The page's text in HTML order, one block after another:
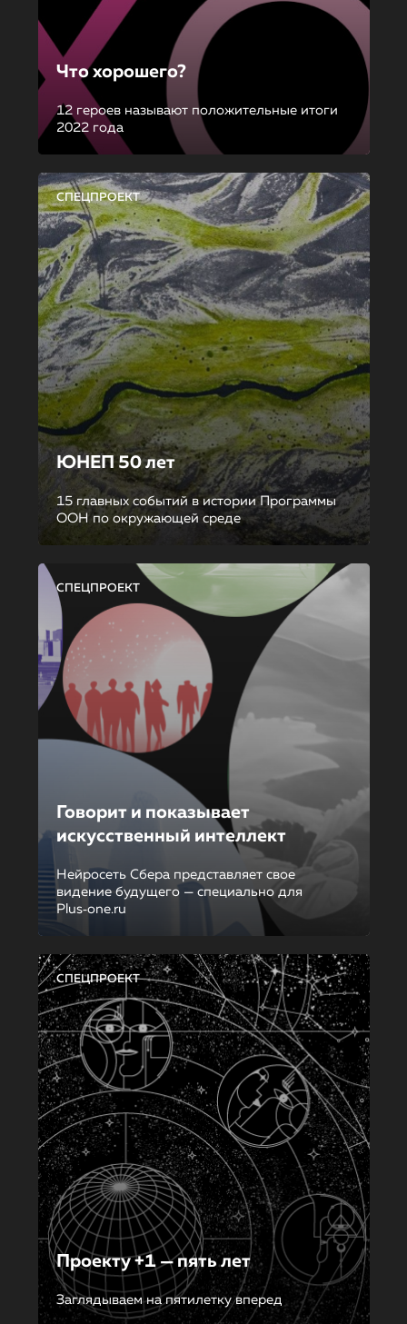
Что хорошего?
12 героев называют положительные итоги
2022 года
СПЕЦПРОЕКТ
ЮНЕП 50 лет
15 главных событий в истории Программы
ООН по окружающей среде
СПЕЦПРОЕКТ
Говорит и показывает
искусственный интеллект
Нейросеть Сбера представляет свое
видение будущего — специально для
Plus‑one.ru
СПЕЦПРОЕКТ
Проекту +1 — пять лет
Заглядываем на пятилетку вперед